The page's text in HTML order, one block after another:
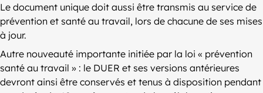
Le document unique doit aussi être transmis au service de
prévention et santé au travail, lors de chacune de ses mises
à jour.
Autre nouveauté importante initiée par la loi « prévention
santé au travail » : le DUER et ses versions antérieures
devront ainsi être conservés et tenus à disposition pendant